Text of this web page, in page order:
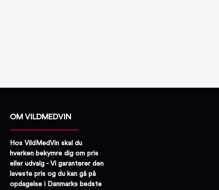
OM VILDMEDVIN
Hos VildMedVin skal du
hverken bekymre dig om pris
eller udvalg - Vi garanterer den
laveste pris og du kan gå på
opdagelse i Danmarks bedste